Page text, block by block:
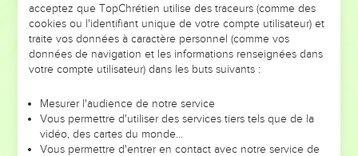
DE L’ANNÉE !
ET SI LEURS ERREURS POUVAIENT VOUS ÉVITER LES
VOTRES ?
leur foi ou leur vision. Mais on voit moins les doutes, les erreurs
et les saisons difficiles qu'ils ont traversés, alors même que ce
sont elles qui les ont façonnés.
acceptez que TopChrétien utilise des traceurs (comme des
cookies ou l'identifiant unique de votre compte utilisateur) et
traite vos données à caractère personnel (comme vos
données de navigation et les informations renseignées dans
votre compte utilisateur) dans les buts suivants :
Mesurer l'audience de notre service
Vous permettre d'utiliser des services tiers tels que de la
vidéo, des cartes du monde…
Vous permettre d'entrer en contact avec notre service de